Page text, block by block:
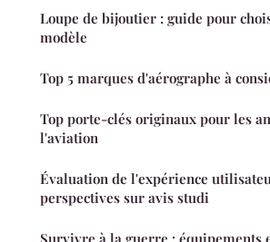
Loupe de bijoutier : guide pour
modèle
Top 5 marques d'aérographe à
Top porte-clés originaux pour les
l'aviation
Évaluation de l'expérience
perspectives sur avis studi